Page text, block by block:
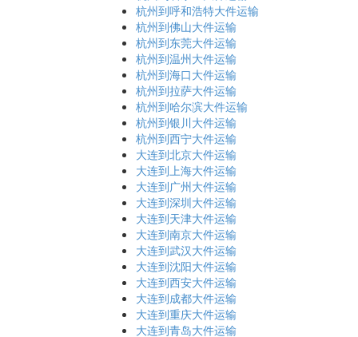
杭州到呼和浩特大件运输
杭州到佛山大件运输
杭州到东莞大件运输
杭州到温州大件运输
杭州到海口大件运输
杭州到拉萨大件运输
杭州到哈尔滨大件运输
杭州到银川大件运输
杭州到西宁大件运输
大连到北京大件运输
大连到上海大件运输
大连到广州大件运输
大连到深圳大件运输
大连到天津大件运输
大连到南京大件运输
大连到武汉大件运输
大连到沈阳大件运输
大连到西安大件运输
大连到成都大件运输
大连到重庆大件运输
大连到青岛大件运输